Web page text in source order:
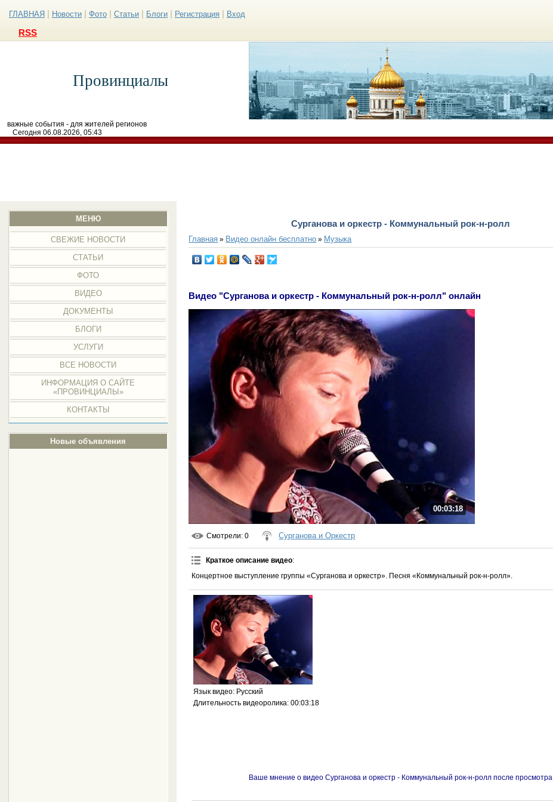
ГЛАВНАЯ Новости Фото Статьи Блоги Регистрация Вход
RSS
Провинциалы
важные события - для жителей регионов
Сегодня 06.08.2026, 05:43
МЕНЮ
СВЕЖИЕ НОВОСТИ
СТАТЬИ
ФОТО
ВИДЕО
ДОКУМЕНТЫ
БЛОГИ
УСЛУГИ
ВСЕ НОВОСТИ
ИНФОРМАЦИЯ О САЙТЕ
«ПРОВИНЦИАЛЫ»
КОНТАКТЫ
Новые объявления
Сурганова и оркестр - Коммунальный рок-н-ролл
Главная » Видео онлайн бесплатно » Музыка
Видео "Сурганова и оркестр - Коммунальный рок-н-ролл" онлайн
00:03:18
Смотрели: 0 Сурганова и Оркестр
Краткое описание видео:
Концертное выступление группы «Сурганова и оркестр». Песня «Коммунальный рок-н-ролл».
Язык видео: Русский
Длительность видеоролика: 00:03:18
Ваше мнение о видео Сурганова и оркестр - Коммунальный рок-н-ролл после просмотра